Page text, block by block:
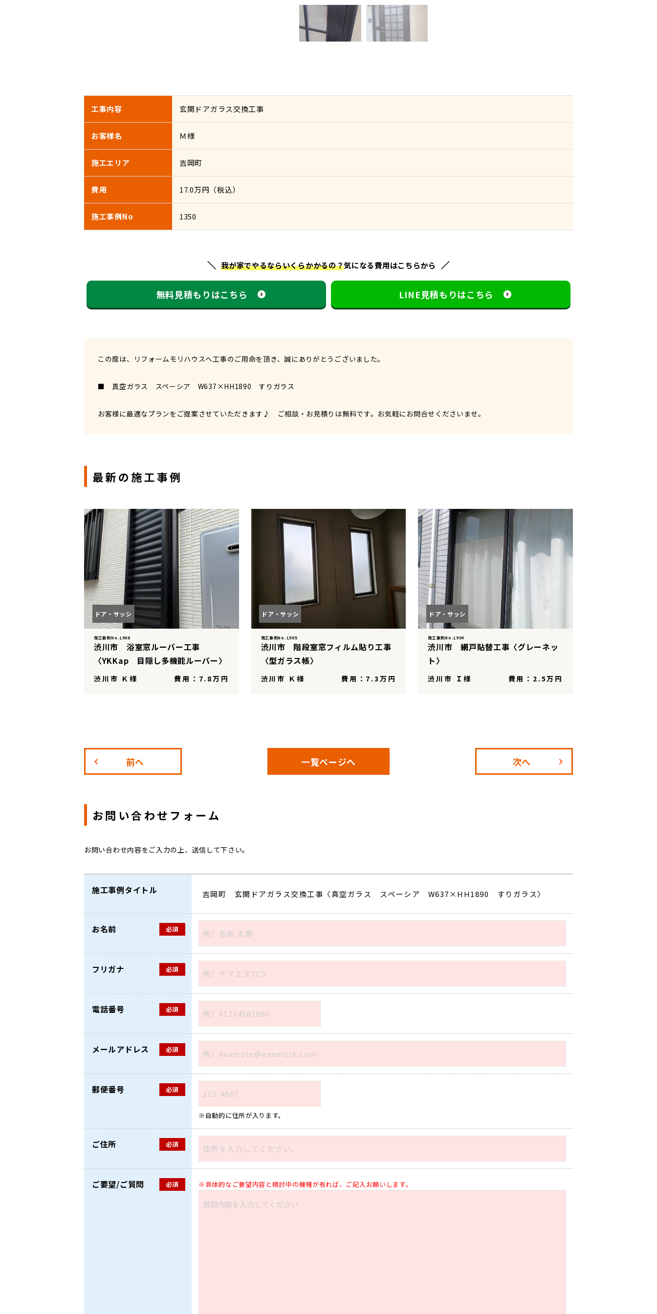
工事内容 玄関ドアガラス交換工事
お客様名 Ｍ様
施工エリア 吉岡町
費用 17.0万円（税込）
施工事例No 1350
我が家でやるならいくらかかるの？気になる費用はこちらから
無料見積もりはこちら LINE見積もりはこちら
この度は、リフォームモリハウスへ工事のご用命を頂き、誠にありがとうございました。
■ 真空ガラス スペーシア W637×HH1890 すりガラス
お客様に最適なプランをご提案させていただきます♪ ご相談・お見積りは無料です。お気軽にお問合せくださいませ。
最新の施工事例
ドア・サッシ
施工事例No.1906
渋川市 浴室窓ルーバー工事
〈YKKap 目隠し多機能ルーバー〉
渋川市 Ｋ様 費用：7.8万円
ドア・サッシ
施工事例No.1905
渋川市 階段室窓フィルム貼り工事
〈型ガラス帳〉
渋川市 Ｋ様 費用：7.3万円
ドア・サッシ
施工事例No.1904
渋川市 網戸貼替工事〈グレーネッ
ト〉
渋川市 Ｉ様 費用：2.5万円
前へ 一覧ページへ 次へ
お問い合わせフォーム
お問い合わせ内容をご入力の上、送信して下さい。
施工事例タイトル
お名前 必須
フリガナ 必須
電話番号 必須
メールアドレス 必須
郵便番号 必須
自動的に住所が入ります。
ご住所 必須
ご要望/ご質問 必須 具体的なご要望内容と検討中の機種が有れば、ご記入お願いします。